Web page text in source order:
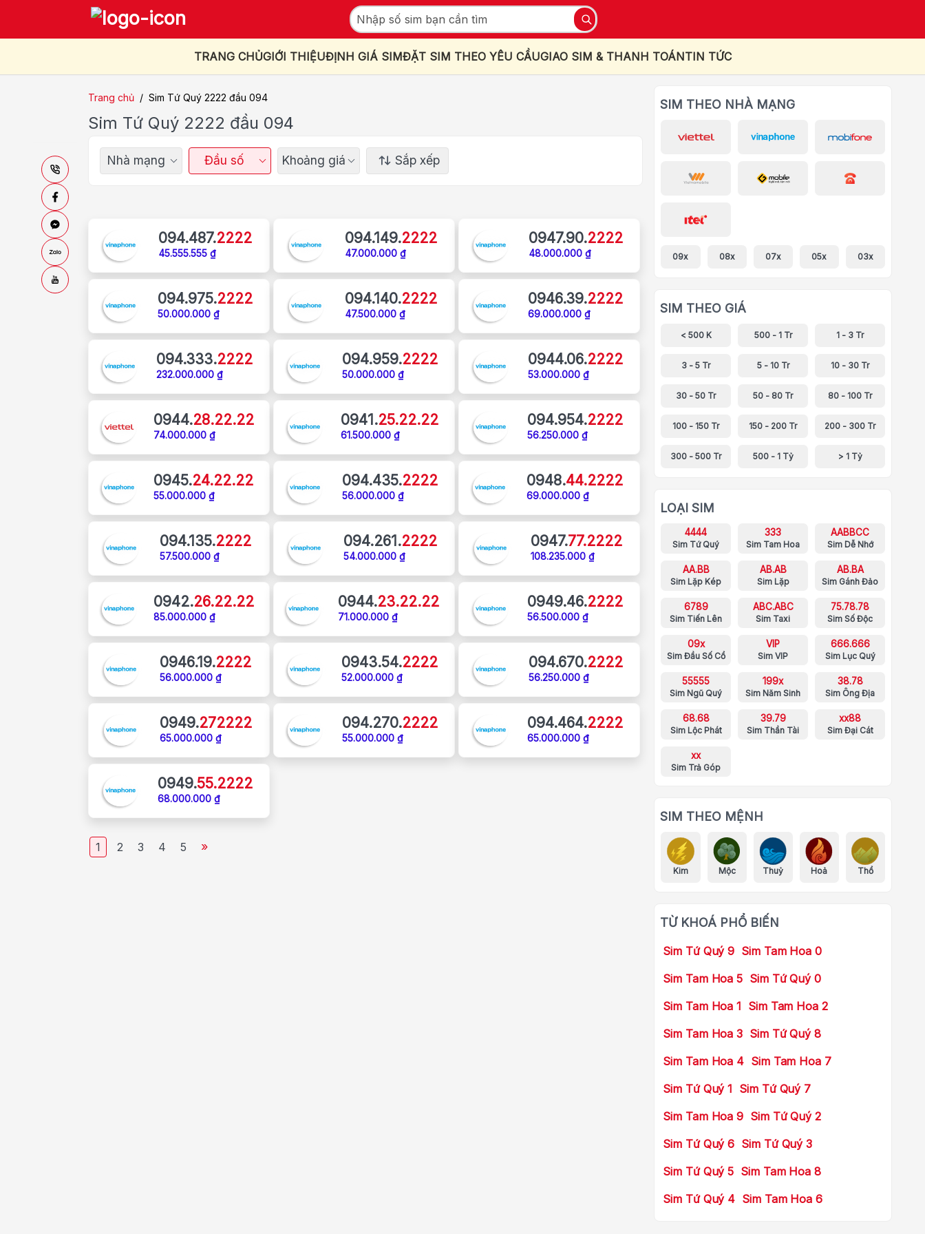
TRANG CHỦGIỚI THIỆUĐỊNH GIÁ SIMĐẶT SIM THEO YÊU CẦUGIAO SIM & THANH TOÁNTIN TỨC
Trang chủ / Sim Tứ Quý 2222 đầu 094
Sim Tứ Quý 2222 đầu 094
Nhà mạng Đầu số Khoảng giá Sắp xếp
094.487.2222
45.555.555 ₫
094.149.2222
47.000.000 ₫
0947.90.2222
48.000.000 ₫
094.975.2222
50.000.000 ₫
094.140.2222
47.500.000 ₫
0946.39.2222
69.000.000 ₫
094.333.2222
232.000.000 ₫
094.959.2222
50.000.000 ₫
0944.06.2222
53.000.000 ₫
0944.28.22.22
74.000.000 ₫
0941.25.22.22
61.500.000 ₫
094.954.2222
56.250.000 ₫
0945.24.22.22
55.000.000 ₫
094.435.2222
56.000.000 ₫
0948.44.2222
69.000.000 ₫
094.135.2222
57.500.000 ₫
094.261.2222
54.000.000 ₫
0947.77.2222
108.235.000 ₫
0942.26.22.22
85.000.000 ₫
0944.23.22.22
71.000.000 ₫
0949.46.2222
56.500.000 ₫
0946.19.2222
56.000.000 ₫
0943.54.2222
52.000.000 ₫
094.670.2222
56.250.000 ₫
0949.272222
65.000.000 ₫
094.270.2222
55.000.000 ₫
094.464.2222
65.000.000 ₫
0949.55.2222
68.000.000 ₫
1 2 3 4 5 »
SIM THEO NHÀ MẠNG
09x 08x 07x 05x 03x
SIM THEO GIÁ
< 500 K 500 - 1 Tr 1 - 3 Tr
3 - 5 Tr 5 - 10 Tr 10 - 30 Tr
30 - 50 Tr 50 - 80 Tr 80 - 100 Tr
100 - 150 Tr 150 - 200 Tr 200 - 300 Tr
300 - 500 Tr 500 - 1 Tỷ > 1 Tỷ
LOẠI SIM
4444
Sim Tứ Quý
333
Sim Tam Hoa
AABBCC
Sim Dễ Nhớ
AA.BB
Sim Lặp Kép
AB.AB
Sim Lặp
AB.BA
Sim Gánh Đảo
6789
Sim Tiến Lên
ABC.ABC
Sim Taxi
75.78.78
Sim Số Độc
09x
Sim Đầu Số Cổ
VIP
Sim VIP
666.666
Sim Lục Quý
55555
Sim Ngũ Quý
199x
Sim Năm Sinh
38.78
Sim Ông Địa
68.68
Sim Lộc Phát
39.79
Sim Thần Tài
xx88
Sim Đại Cát
xx
Sim Trả Góp
SIM THEO MỆNH
Kim Mộc Thuỷ Hoả Thổ
TỪ KHOÁ PHỔ BIẾN
Sim Tứ Quý 9 Sim Tam Hoa 0
Sim Tam Hoa 5 Sim Tứ Quý 0
Sim Tam Hoa 1 Sim Tam Hoa 2
Sim Tam Hoa 3 Sim Tứ Quý 8
Sim Tam Hoa 4 Sim Tam Hoa 7
Sim Tứ Quý 1 Sim Tứ Quý 7
Sim Tam Hoa 9 Sim Tứ Quý 2
Sim Tứ Quý 6 Sim Tứ Quý 3
Sim Tứ Quý 5 Sim Tam Hoa 8
Sim Tứ Quý 4 Sim Tam Hoa 6